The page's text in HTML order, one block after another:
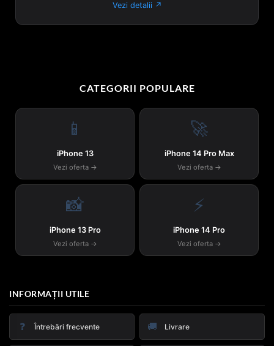
Vezi detalii ↗
CATEGORII POPULARE
📱
iPhone 13
Vezi oferta →
🚀
iPhone 14 Pro Max
Vezi oferta →
📸
iPhone 13 Pro
Vezi oferta →
⚡
iPhone 14 Pro
Vezi oferta →
INFORMAȚII UTILE
❓ Întrebări frecvente 🚚 Livrare